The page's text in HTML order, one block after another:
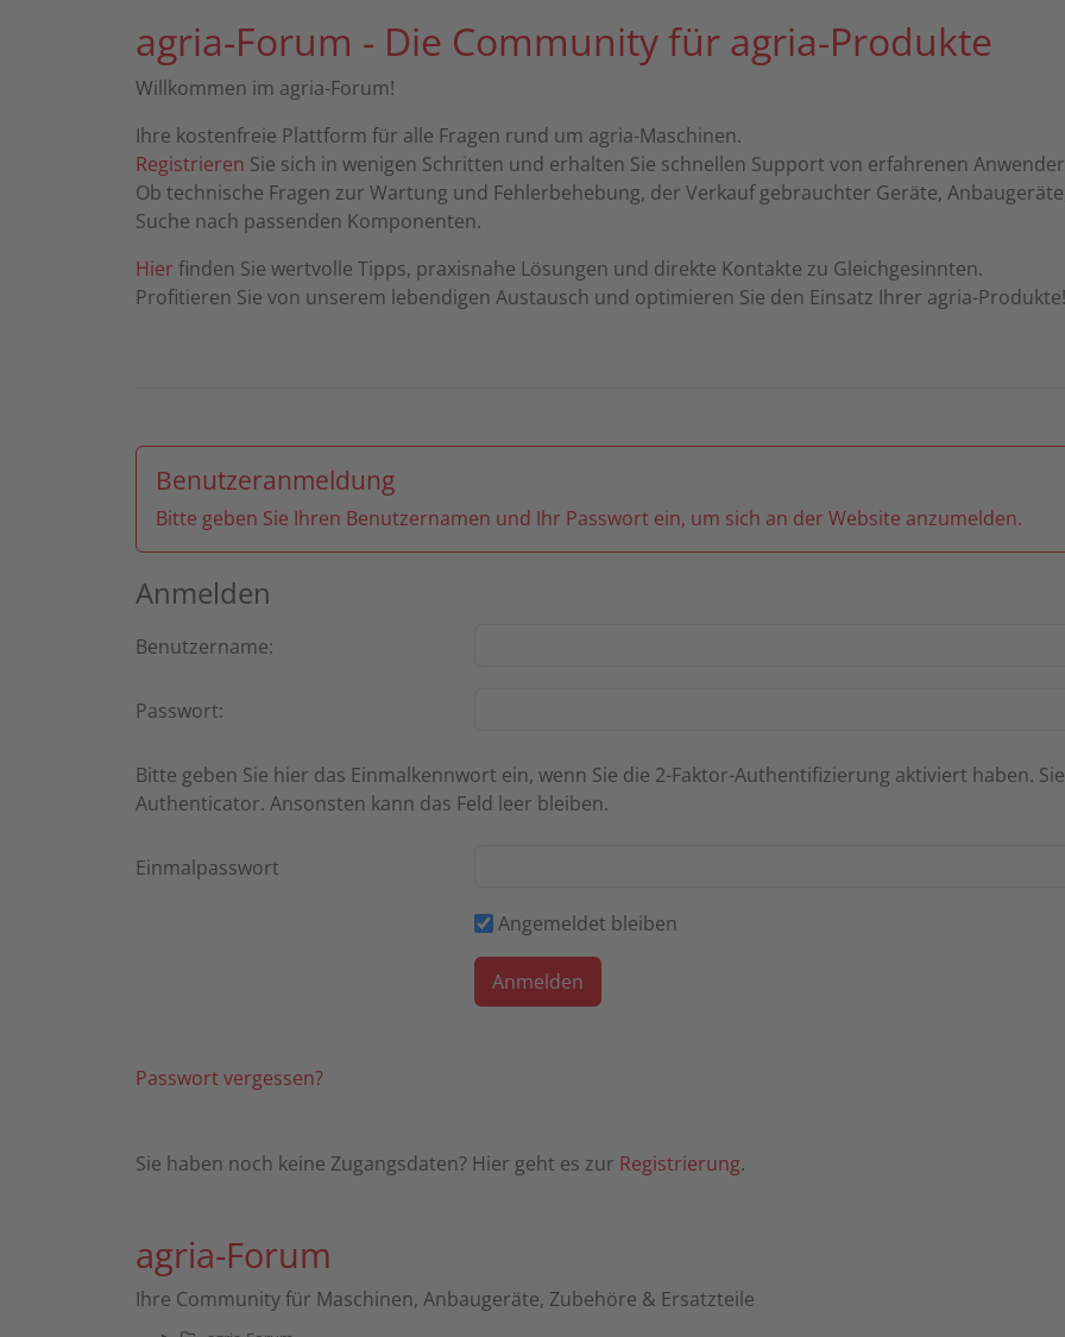
agria-Forum - Die Community für agria-Produkte
Willkommen im agria-Forum!
Ihre kostenfreie Plattform für alle Fragen rund um agria-Maschinen.
Registrieren Sie sich in wenigen Schritten und erhalten Sie schnellen Support von erfahrenen
Ob technische Fragen zur Wartung und Fehlerbehebung, der Verkauf gebrauchter Geräte,
Suche nach passenden Komponenten.
Hier finden Sie wertvolle Tipps, praxisnahe Lösungen und direkte Kontakte zu Gleichgesinnten.
Profitieren Sie von unserem lebendigen Austausch und optimieren Sie den Einsatz Ihrer agria-Produkte!
Benutzeranmeldung
Bitte geben Sie Ihren Benutzernamen und Ihr Passwort ein, um sich an der Website anzumelden.
Anmelden
Benutzername:
Passwort:
Bitte geben Sie hier das Einmalkennwort ein, wenn Sie die 2-Faktor-Authentifizierung aktiviert haben.
Authenticator. Ansonsten kann das Feld leer bleiben.
Einmalpasswort
Angemeldet bleiben
Passwort vergessen?
Sie haben noch keine Zugangsdaten? Hier geht es zur Registrierung.
agria-Forum
Ihre Community für Maschinen, Anbaugeräte, Zubehöre & Ersatzteile